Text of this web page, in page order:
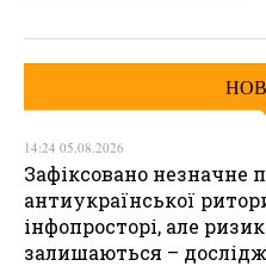
14:24 05.08.2026
Зафіксовано незначне
антиукраїнської
інфопросторі, але
залишаються –